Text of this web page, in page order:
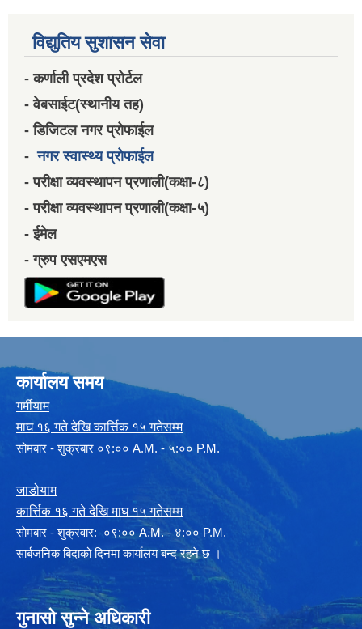
विद्युतिय सुशासन सेवा
- कर्णाली प्रदेश प्रोर्टल
- वेबसाईट(स्थानीय तह)
- डिजिटल नगर प्रोफाईल
-नगर स्वास्थ्य प्रोफाईल
- परीक्षा व्यवस्थापन प्रणाली(कक्षा-८)
- परीक्षा व्यवस्थापन प्रणाली(कक्षा-५)
- ईमेल
- ग्रुप एसएमएस
कार्यालय समय
गर्मीयाम
माघ १६ गते देखि कार्त्तिक १५ गतेसम्म
सोमबार - शुक्रबार ०९:०० A.M. - ५:०० P.M.
जाडोयाम
कार्त्तिक १६ गते देखि माघ १५ गतेसम्म
साेमबार - शुक्रवार: ०९:०० A.M. - ४:०० P.M.
सार्बजनिक बिदाको दिनमा कार्यालय बन्द रहने छ ।
गुनासो सुन्ने अधिकारी